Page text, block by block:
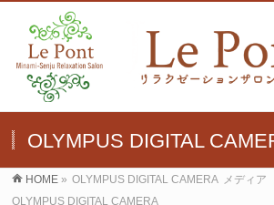
OLYMPUS DIGITAL
HOME » OLYMPUS DIGITAL CAMERA メディア
OLYMPUS DIGITAL CAMERA